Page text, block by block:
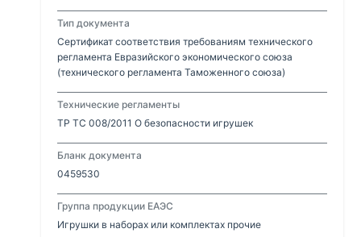
Тип документа
Сертификат соответствия требованиям технического
регламента Евразийского экономического союза
(технического регламента Таможенного союза)
Технические регламенты
ТР ТС 008/2011 О безопасности игрушек
Бланк документа
0459530
Группа продукции ЕАЭС
Игрушки в наборах или комплектах прочие